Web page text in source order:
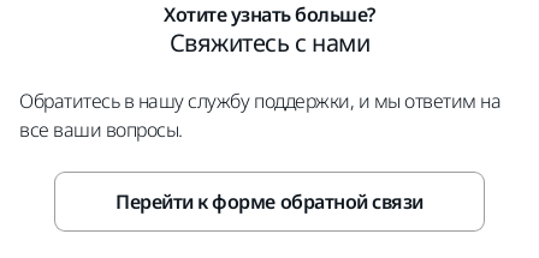
Хотите узнать больше?
Свяжитесь с нами
Обратитесь в нашу службу поддержки, и мы ответим на
все ваши вопросы.
Перейти к форме обратной связи